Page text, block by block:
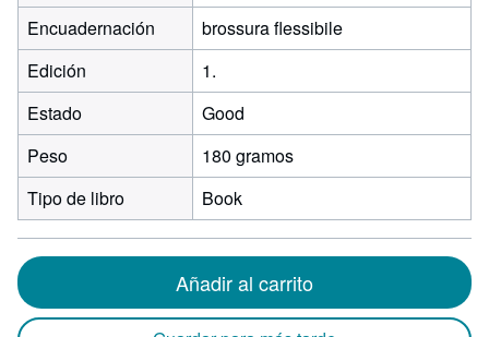
Encuadernación
brossura flessibile
Edición
1.
Estado
Good
Peso
180 gramos
Tipo de libro
Book
Añadir al carrito